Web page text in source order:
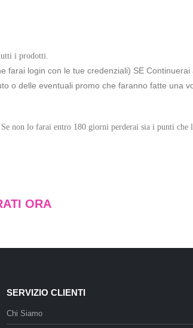
i prodotti.
farai login con le tue credenziali) SE
o delle eventuali promo che faranno fatte una
non lo farai entro 180 giorni perderai sia i punti che
ORA
SERVIZIO CLIENTI
Chi Siamo